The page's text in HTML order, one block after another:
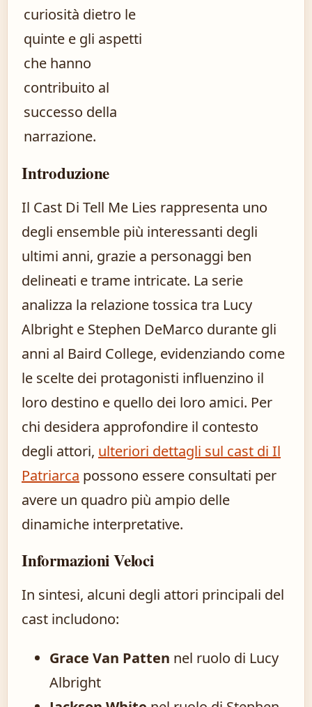
curiosità dietro le
quinte e gli aspetti
che hanno
contribuito al
successo della
narrazione.
Introduzione
Il Cast Di Tell Me Lies rappresenta uno
degli ensemble più interessanti degli
ultimi anni, grazie a personaggi ben
delineati e trame intricate. La serie
analizza la relazione tossica tra Lucy
Albright e Stephen DeMarco durante gli
anni al Baird College, evidenziando come
le scelte dei protagonisti influenzino il
loro destino e quello dei loro amici. Per
chi desidera approfondire il contesto
degli attori, ulteriori dettagli sul cast di Il
Patriarca possono essere consultati per
avere un quadro più ampio delle
dinamiche interpretative.
Informazioni Veloci
In sintesi, alcuni degli attori principali del
cast includono:
Grace Van Patten nel ruolo di Lucy
Albright